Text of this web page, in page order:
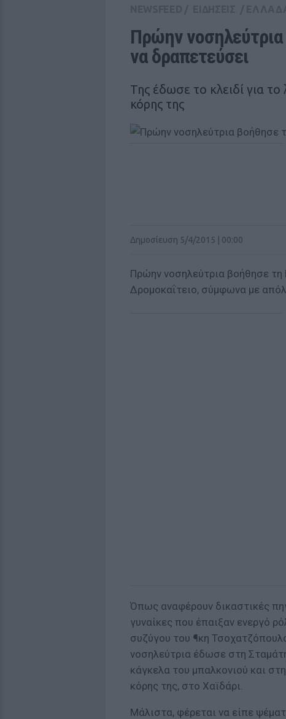
Πρώην
να δραπετεύσει
Της έδωσε το κλειδί για
κόρης της
Δημοσίευση 5/4/2015 | 00:00
Πρώην νοσηλεύτρια βοήθησε
Δρομοκαΐτειο, σύμφωνα με
Όπως αναφέρουν δικαστικές
γυναίκες που έπαιξαν ενεργό
συζύγου του ¶κη
νοσηλεύτρια έδωσε στη
κάγκελα του μπαλκονιού και
κόρης της, στο Χαϊδάρι.
Μάλιστα, φέρεται να είπε